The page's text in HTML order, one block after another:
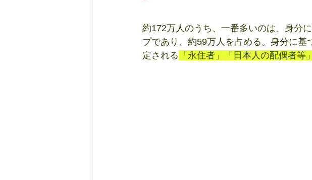
約172万人のうち、一番多いのは、身分
プであり、約59万人を占める。身分に
定される 「永住者」「日本人の配偶者等